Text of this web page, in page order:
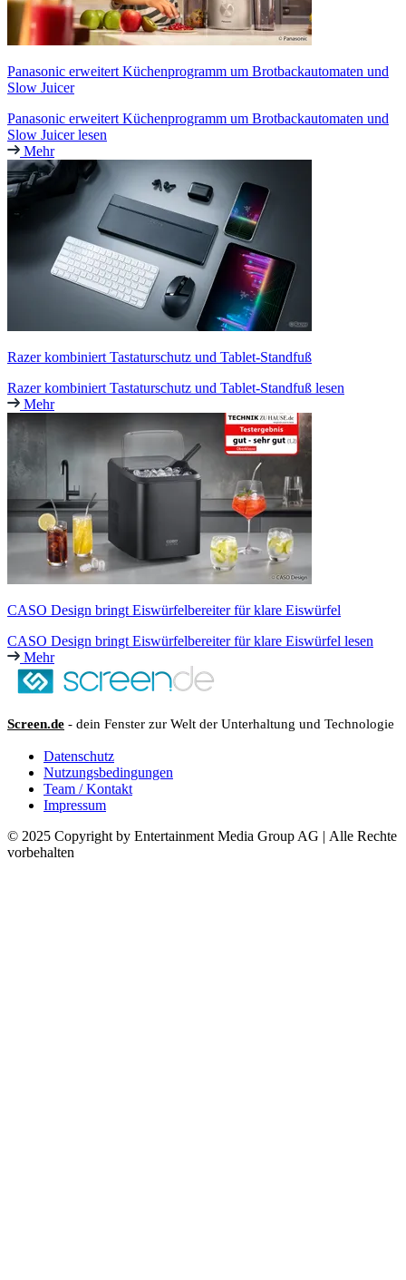
Panasonic erweitert Küchenprogramm um Brotbackautomaten und
Slow Juicer
Panasonic erweitert Küchenprogramm um Brotbackautomaten und
Slow Juicer lesen
Mehr
Razer kombiniert Tastaturschutz und Tablet-Standfuß
Razer kombiniert Tastaturschutz und Tablet-Standfuß lesen
Mehr
CASO Design bringt Eiswürfelbereiter für klare Eiswürfel
CASO Design bringt Eiswürfelbereiter für klare Eiswürfel lesen
Mehr
Screen.de - dein Fenster zur Welt der Unterhaltung und Technologie
Datenschutz
Nutzungsbedingungen
Team / Kontakt
Impressum
© 2025 Copyright by Entertainment Media Group AG | Alle Rechte
vorbehalten